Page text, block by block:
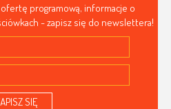
programową, informacje o
- zapisz się do newslettera!
SIĘ